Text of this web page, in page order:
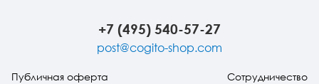
+7 (495) 540-57-27
post@cogito-shop.com
Публичная оферта Сотрудничество